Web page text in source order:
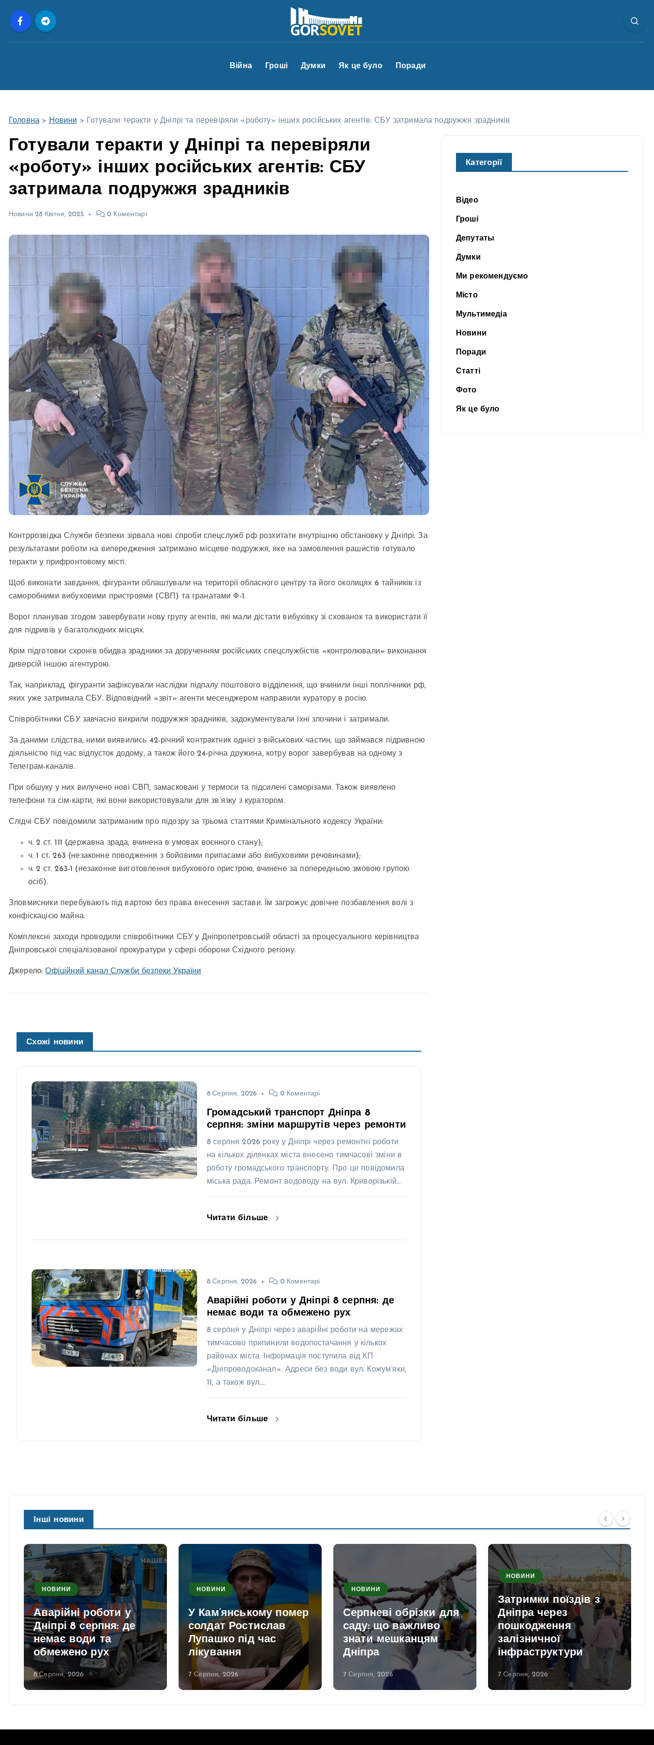
Війна Гроші Думки Як це було Поради
Головна > Новини > Готували теракти у Дніпрі та перевіряли «роботу» інших російських агентів: СБУ затримала подружжя зрадників
Готували теракти у Дніпрі та перевіряли
«роботу» інших російських агентів: СБУ
затримала подружжя зрадників
Новини 28 Квітня, 2025 0 Коментарі
Контррозвідка Служби безпеки зірвала нові спроби спецслужб рф розхитати внутрішню обстановку у Дніпрі. За
результатами роботи на випередження затримано місцеве подружжя, яке на замовлення рашистів готувало
теракти у прифронтовому місті.
Щоб виконати завдання, фігуранти облаштували на території обласного центру та його околицях 6 тайників із
саморобними вибуховими пристроями (СВП) та гранатами Ф-1.
Ворог планував згодом завербувати нову групу агентів, які мали дістати вибухівку зі схованок та використати її
для підривів у багатолюдних місцях.
Крім підготовки схронів обидва зрадники за дорученням російських спецслужбістів «контролювали» виконання
диверсій іншою агентурою.
Так, наприклад, фігуранти зафіксували наслідки підпалу поштового відділення, що вчинили інші поплічники рф,
яких уже затримала СБУ. Відповідний «звіт» агенти месенджером направили куратору в росію.
Співробітники СБУ завчасно викрили подружжя зрадників, задокументували їхні злочини і затримали.
За даними слідства, ними виявились 42-річний контрактник однієї з військових частин, що займався підривною
діяльністю під час відпусток додому, а також його 24-річна дружина, котру ворог завербував на одному з
Телеграм-каналів.
При обшуку у них вилучено нові СВП, замасковані у термоси та підсилені саморізами. Також виявлено
телефони та сім-карти, які вони використовували для зв’язку з куратором.
Слідчі СБУ повідомили затриманим про підозру за трьома статтями Кримінального кодексу України:
ч. 2 ст. 111 (державна зрада, вчинена в умовах воєнного стану);
ч. 1 ст. 263 (незаконне поводження з бойовими припасами або вибуховими речовинами);
ч. 2 ст. 263-1 (незаконне виготовлення вибухового пристрою, вчинене за попередньою змовою групою
осіб).
Зловмисники перебувають під вартою без права внесення застави. Їм загрожує довічне позбавлення волі з
конфіскацією майна.
Комплексні заходи проводили співробітники СБУ у Дніпропетровській області за процесуального керівництва
Дніпровської спеціалізованої прокуратури у сфері оборони Східного регіону.
Джерело:Офіційний канал Служби безпеки України
Схожі новини
8 Серпня, 2026 0 Коментарі
Громадський транспорт Дніпра 8
серпня: зміни маршрутів через ремонти
8 серпня 2026 року у Дніпрі через ремонтні роботи
на кількох ділянках міста внесено тимчасові зміни в
роботу громадського транспорту. Про це повідомила
міська рада. Ремонт водоводу на вул. Криворізькій…
Читати більше
8 Серпня, 2026 0 Коментарі
Аварійні роботи у Дніпрі 8 серпня: де
немає води та обмежено рух
8 серпня у Дніпрі через аварійні роботи на мережах
тимчасово припинили водопостачання у кількох
районах міста. Інформація поступила від КП
«Дніпроводоканал». Адреси без води вул. Кожум’яки,
11, а також вул.…
Читати більше
Категорії
Відео
Гроші
Депутаты
Думки
Ми рекомендуємо
Місто
Мультимедіа
Новини
Поради
Статті
Фото
Як це було
Інші новини
НОВИНИ
Аварійні роботи у
Дніпрі 8 серпня: де
немає води та
обмежено рух
8 Серпня, 2026
НОВИНИ
У Кам’янському помер
солдат Ростислав
Лупашко під час
лікування
7 Серпня, 2026
НОВИНИ
Серпневі обрізки для
саду: що важливо
знати мешканцям
Дніпра
7 Серпня, 2026
НОВИНИ
Затримки поїздів з
Дніпра через
пошкодження
залізничної
інфраструктури
7 Серпня, 2026